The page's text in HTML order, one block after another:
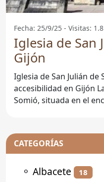
Fecha: 25/9/25 - Visitas:
Iglesia de San
Gijón
Iglesia de San Julián
accesibilidad en Gijón La Iglesia de San Julián de
Somió, situada en el
CATEGORÍAS
⚬ Albacete 18